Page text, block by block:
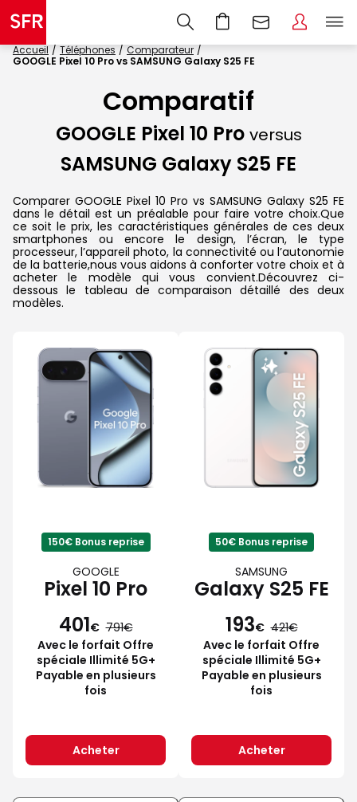
Accueil Téléphones
Comparateur
GOOGLE Pixel 10 Pro vs SAMSUNG Galaxy S25 FE
Comparatif
GOOGLE Pixel 10 Pro versus
SAMSUNG Galaxy S25 FE
Comparer GOOGLE Pixel 10 Pro vs SAMSUNG Galaxy S25 FE
dans le détail est un préalable pour faire votre choix.Que
ce soit le prix, les caractéristiques générales de ces deux
smartphones ou encore le design, l’écran, le type
processeur, l’appareil photo, la connectivité ou l’autonomie
de la batterie,nous vous aidons à conforter votre choix et à
acheter le modèle qui vous convient.Découvrez ci-
dessous le tableau de comparaison détaillé des deux
modèles.
150€ Bonus reprise
GOOGLE
Pixel 10 Pro
401€ 791
Avec le forfait Offre
spéciale Illimité 5G+
Payable en plusieurs
fois
Acheter
50€ Bonus reprise
SAMSUNG
Galaxy S25 FE
193€ 421
Avec le forfait Offre
spéciale Illimité 5G+
Payable en plusieurs
fois
Acheter